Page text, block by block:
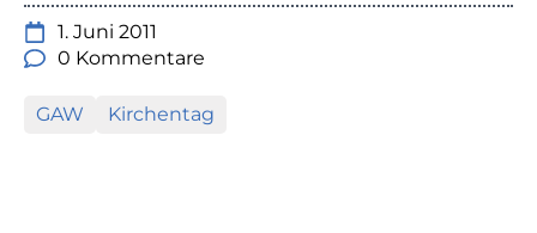
1. Juni 2011
0 Kommentare
GAW Kirchentag